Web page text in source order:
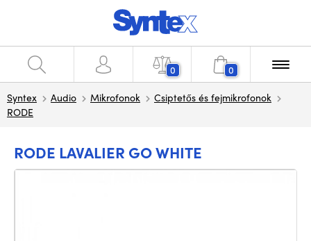
0 0
Syntex Audio Mikrofonok
Csiptetős és fejmikrofonok
RODE
RODE LAVALIER GO WHITE